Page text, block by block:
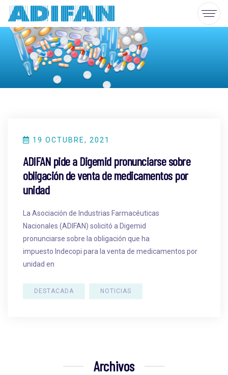
19 OCTUBRE, 2021
ADIFAN pide a Digemid pronunciarse sobre
obligación de venta de medicamentos por
unidad
La Asociación de Industrias Farmacéuticas
Nacionales (ADIFAN) solicitó a Digemid
pronunciarse sobre la obligación que ha
impuesto Indecopi para la venta de medicamentos por
unidad en
DESTACADA NOTICIAS
Archivos